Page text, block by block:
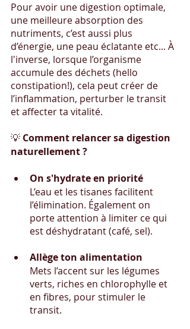
Pour avoir une digestion optimale,
une meilleure absorption des
nutriments, c’est aussi plus
d’énergie, une peau éclatante etc... À
l'inverse, lorsque l’organisme
accumule des déchets (hello
constipation!), cela peut créer de
l’inflammation, perturber le transit
et affecter ta vitalité.
💡 Comment relancer sa digestion
naturellement ?
On s'hydrate en priorité
L’eau et les tisanes facilitent
l’élimination. Également on
porte attention à limiter ce qui
est déshydratant (café, sel).
Allège ton alimentation
Mets l’accent sur les légumes
verts, riches en chlorophylle et
en fibres, pour stimuler le
transit.